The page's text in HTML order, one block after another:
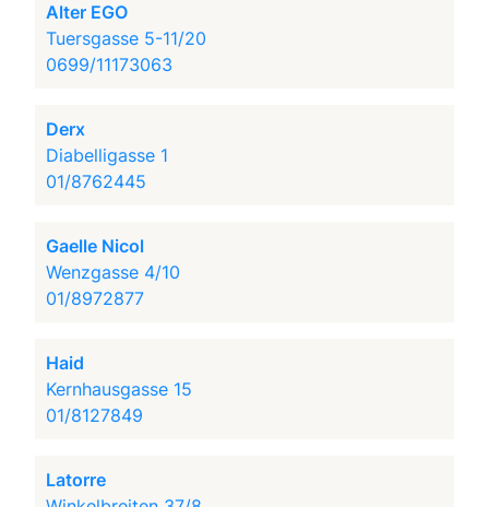
Alter EGO
Tuersgasse 5-11/20
0699/11173063
Derx
Diabelligasse 1
01/8762445
Gaelle Nicol
Wenzgasse 4/10
01/8972877
Haid
Kernhausgasse 15
01/8127849
Latorre